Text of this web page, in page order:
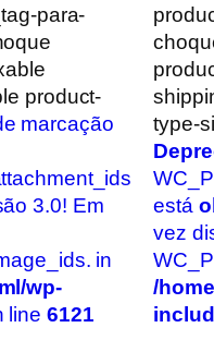
para-
product-
3.0! Em
in
wp-
line 6121
type-
está
vez
/